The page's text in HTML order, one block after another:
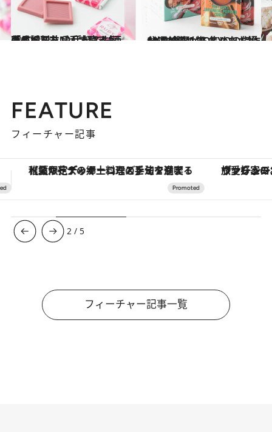
2020.2.15
「成城石井」手土産人気商品ベスト10 手軽でお洒落と評判を呼んでいるもの
グルメ 2020.8.1
AKOMEYA TOKYOの傑作10選 全国から集めたお福分けな贈り物
グルメ
FEATURE
フィーチャー記事
ヴァシュロン・コンスタンタン「オーヴァーシーズ・オートマティック」。旅愛好家のお気に入りコレクションから、ジェンダーレスな新作が登場
3 / 5
フィーチャー記事一覧